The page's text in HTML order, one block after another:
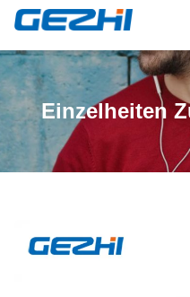
Einzelheiten